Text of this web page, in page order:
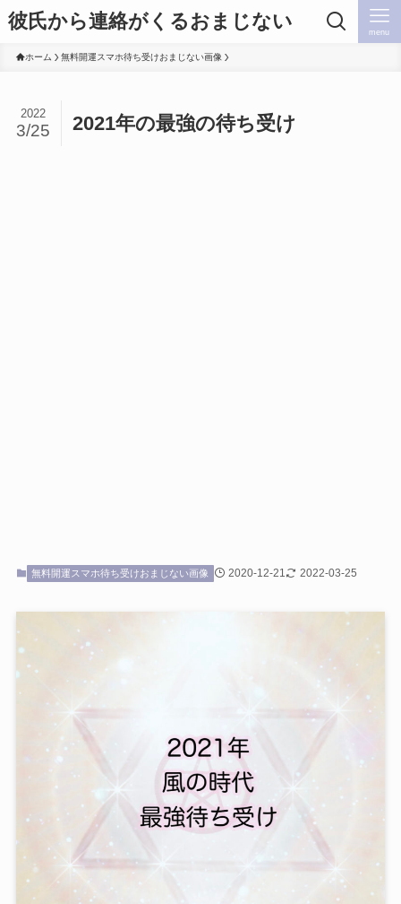
彼氏から連絡がくるおまじない menu
ホーム 無料開運スマホ待ち受けおまじない画像
2021年の最強の待ち受け
2022
3/25
無料開運スマホ待ち受けおまじない画像 2020-12-21 2022-03-25